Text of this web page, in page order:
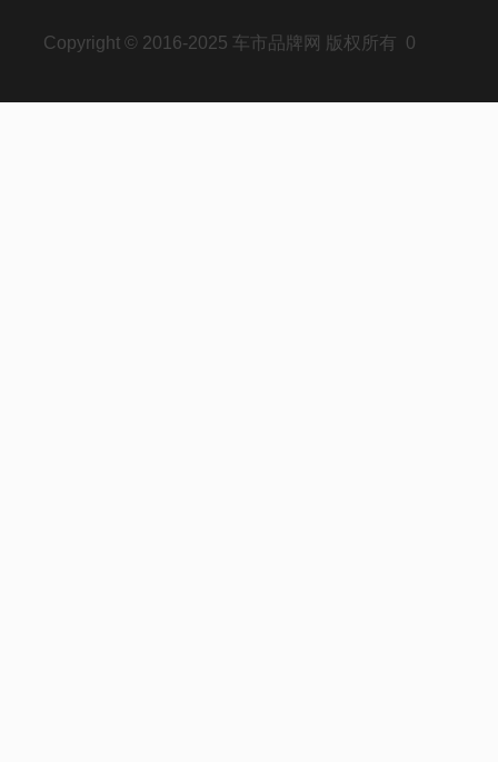
Copyright © 2016-2025 车市品牌网 版权所有 0